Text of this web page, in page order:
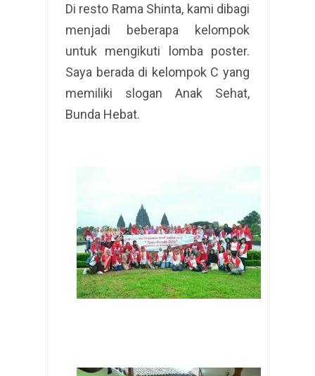
Di resto Rama Shinta, kami dibagi
menjadi beberapa kelompok
untuk mengikuti lomba poster.
Saya berada di kelompok C yang
memiliki slogan Anak Sehat,
Bunda Hebat.